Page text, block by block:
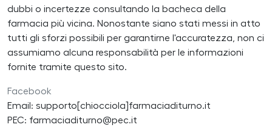
dubbi o incertezze consultando la bacheca della
farmacia più vicina. Nonostante siano stati messi in atto
tutti gli sforzi possibili per garantirne l'accuratezza, non ci
assumiamo alcuna responsabilità per le informazioni
fornite tramite questo sito.
Facebook
Email: supporto[chiocciola]farmaciaditurno.it
PEC: farmaciaditurno@pec.it